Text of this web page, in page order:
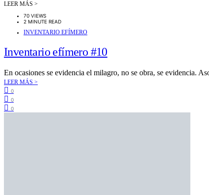
LEER MÁS >
70 VIEWS
2 MINUTE READ
INVENTARIO EFÍMERO
Inventario efímero #10
En ocasiones se evidencia el milagro, no se obra, se evidencia.
LEER MÁS >
0
0
0